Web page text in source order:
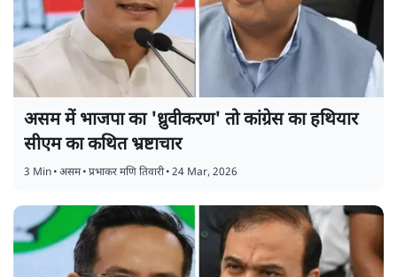
असम में भाजपा का 'ध्रुवीकरण' तो कांग्रेस का हथियार
सीएम का कथित भ्रष्टाचार
3 Min•असम•प्रभाकर मणि तिवारी•24 Mar, 2026